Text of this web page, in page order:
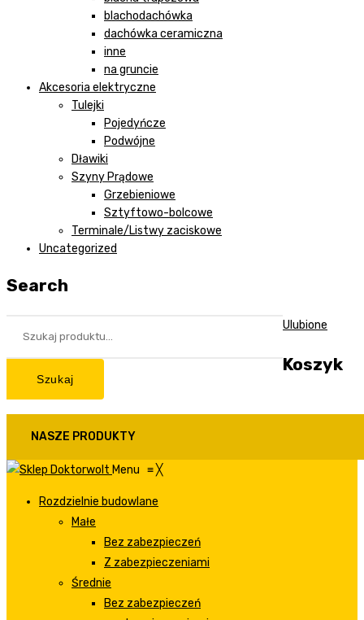
blachodachówka
dachówka ceramiczna
inne
na gruncie
Akcesoria elektryczne
Tulejki
Pojedyńcze
Podwójne
Dławiki
Szyny Prądowe
Grzebieniowe
Sztyftowo-bolcowe
Terminale/Listwy zaciskowe
Uncategorized
Search
Szukaj
Ulubione
Koszyk
NASZE PRODUKTY
Menu ≡╳
Rozdzielnie budowlane
Małe
Bez zabezpieczeń
Z zabezpieczeniami
Średnie
Bez zabezpieczeń